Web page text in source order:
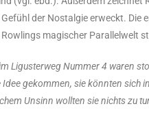
der Nost­al­gie erweckt.
magi­scher Par­al­lel­welt
Ligus­ter­weg Num­mer 4 waren
Idee gekom­men, sie könn­ten sich
Unsinn woll­ten sie nichts zu